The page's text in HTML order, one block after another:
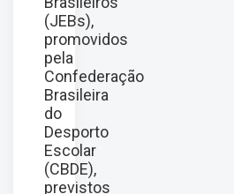
(JEBs),
promovidos
pela
Confederação
Brasileira
do
Desporto
Escolar
(CBDE),
previstos